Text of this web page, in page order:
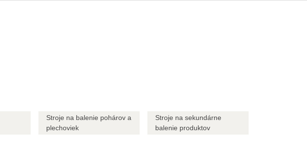
Stroje na balenie pohárov a
plechoviek
Stroje na sekundárne
balenie produktov